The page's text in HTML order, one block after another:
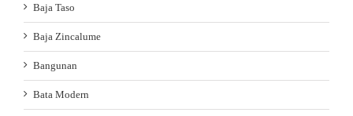
Baja Taso
Baja Zincalume
Bangunan
Bata Modern